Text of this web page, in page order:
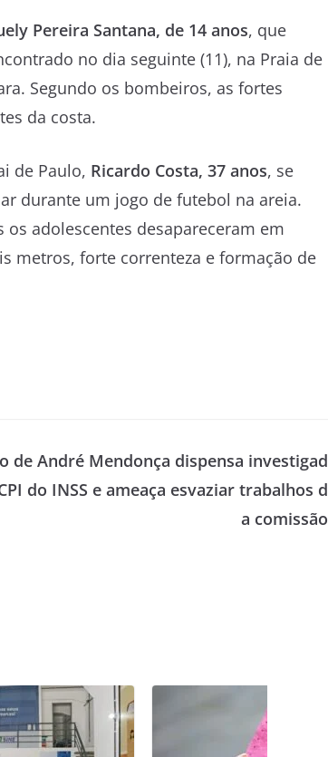
Pereira Santana, de 14 anos, que
no dia seguinte (11), na Praia de
Segundo os bombeiros, as fortes
da costa.
de Paulo, Ricardo Costa, 37 anos, se
durante um jogo de futebol na areia.
adolescentes desapareceram em
metros, forte correnteza e formação de
de André Mendonça dispensa investigad
do INSS e ameaça esvaziar trabalhos d
a comissão